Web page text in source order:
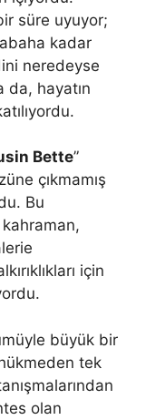
süre uyuyor;
kadar
neredeyse
da, hayatın
Bette”
çıkmamış
Bu
için
büyük bir
tek
olan